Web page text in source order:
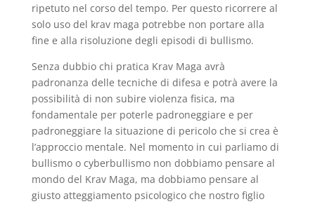
ripetuto nel corso del tempo. Per questo ricorrere al
solo uso del krav maga potrebbe non portare alla
fine e alla risoluzione degli episodi di bullismo.
Senza dubbio chi pratica Krav Maga avrà
padronanza delle tecniche di difesa e potrà avere la
possibilità di non subire violenza fisica, ma
fondamentale per poterle padroneggiare e per
padroneggiare la situazione di pericolo che si crea è
l’approccio mentale. Nel momento in cui parliamo di
bullismo o cyberbullismo non dobbiamo pensare al
mondo del Krav Maga, ma dobbiamo pensare al
giusto atteggiamento psicologico che nostro figlio